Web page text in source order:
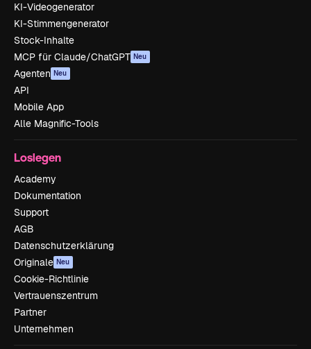
KI-Videogenerator
KI-Stimmengenerator
Stock-Inhalte
MCP für Claude/ChatGPT Neu
Agenten Neu
API
Mobile App
Alle Magnific-Tools
Loslegen
Academy
Dokumentation
Support
AGB
Datenschutzerklärung
Originale Neu
Cookie-Richtlinie
Vertrauenszentrum
Partner
Unternehmen